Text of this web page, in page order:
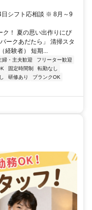
シフト応相談 ※ 8月～9
ク！ 夏の思い出作りにぴ
ークあだたら」 清掃スタ
経験者） 短期...
婦・主夫歓迎
フリーター歓迎
固定時間制
転勤なし
研修あり
ブランクOK